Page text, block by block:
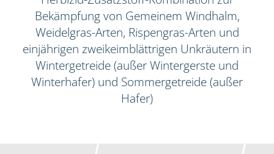
Bekämpfung von Gemeinem Windhalm,
Weidelgras-Arten, Rispengras-Arten und
einjährigen zweikeimblättrigen Unkräutern in
Wintergetreide (außer Wintergerste und
Winterhafer) und Sommergetreide (außer
Hafer)